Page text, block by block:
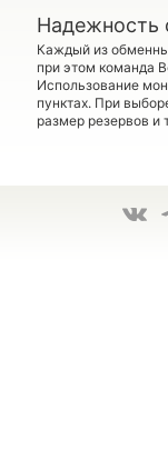
Надежность
Каждый из
при этом команда
Использование
пунктах. При
размер резервов и